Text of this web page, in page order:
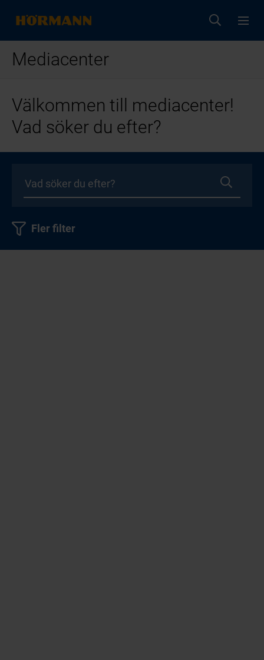
Mediacenter
Välkommen till mediacenter!
Vad söker du efter?
Fler filter